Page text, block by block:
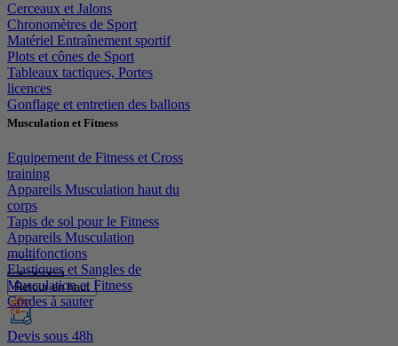
Cerceaux et Jalons
Chronomètres de Sport
Matériel Entraînement sportif
Plots et cônes de Sport
Tableaux tactiques, Portes
licences
Gonflage et entretien des ballons
Musculation et Fitness
Equipement de Fitness et Cross
training
Appareils Musculation haut du
corps
Tapis de sol pour le Fitness
Appareils Musculation
multifonctions
Elastiques et Sangles de
Musculation et Fitness
Cordes à sauter
Retour en haut
Devis sous 48h